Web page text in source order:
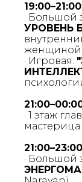
19:00–21:00
· Большой
УРОВЕНЬ
· Игровая:
· 1 этаж
21:00–23:00
· Большой